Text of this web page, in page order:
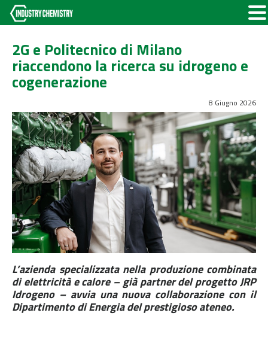
2G e Politecnico di Milano
riaccendono la ricerca su idrogeno e
cogenerazione
8 Giugno 2026
L’azienda specializzata nella produzione combinata
di elettricità e calore – già partner del progetto JRP
Idrogeno – avvia una nuova collaborazione con il
Dipartimento di Energia del prestigioso ateneo.